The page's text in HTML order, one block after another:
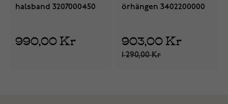
halsband 3207000450
990,00 Kr
örhängen 3402200000
903,00 Kr
1 290,00 Kr